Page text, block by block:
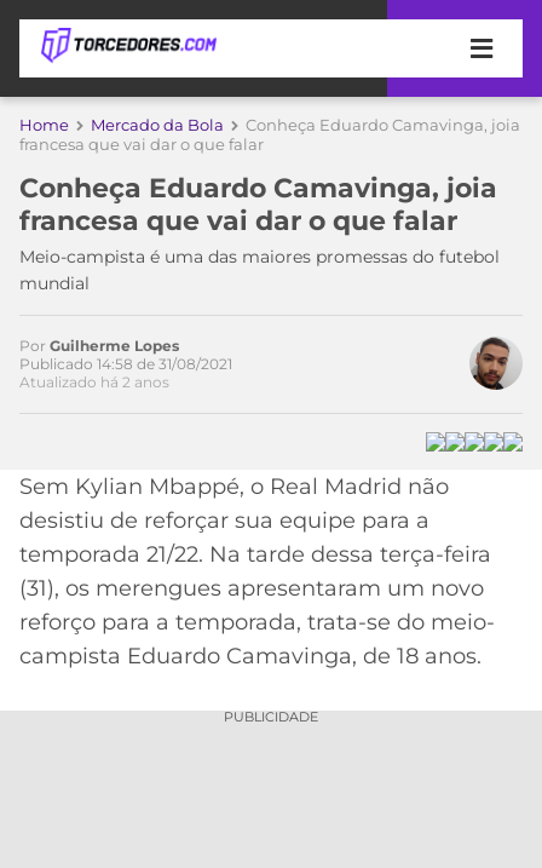
APOSTAS
DE
APOSTA
MELHORES
SITES
DE
APOSTAS
2026
PROMOCIONAL
BETBOOM
CÓDIGO
INDICAÇÃO
BET365
COPA
DO
MUNDO
TIMES
MEU
PALMEIRAS
CORINTHIANS
SÃO
CAMPEONATOS
BRASILEIRÃO
SÉRIE
LIBERTADORES
MÍDIA
ESPORTIVA
MERCADO
BOLA
Home Mercado da Bola
Conheça Eduardo Camavinga, joia
francesa que vai dar o que falar
Conheça Eduardo Camavinga, joia
francesa que vai dar o que falar
Meio-campista é uma das maiores promessas do futebol
mundial
Acesse o perfil do autor
no Twitter
Por Guilherme Lopes
Publicado 14:58 de 31/08/2021
Atualizado há 2 anos
Sem Kylian Mbappé, o Real Madrid não
desistiu de reforçar sua equipe para a
temporada 21/22. Na tarde dessa terça-feira
(31), os merengues apresentaram um novo
reforço para a temporada, trata-se do meio-
campista Eduardo Camavinga, de 18 anos.
PUBLICIDADE